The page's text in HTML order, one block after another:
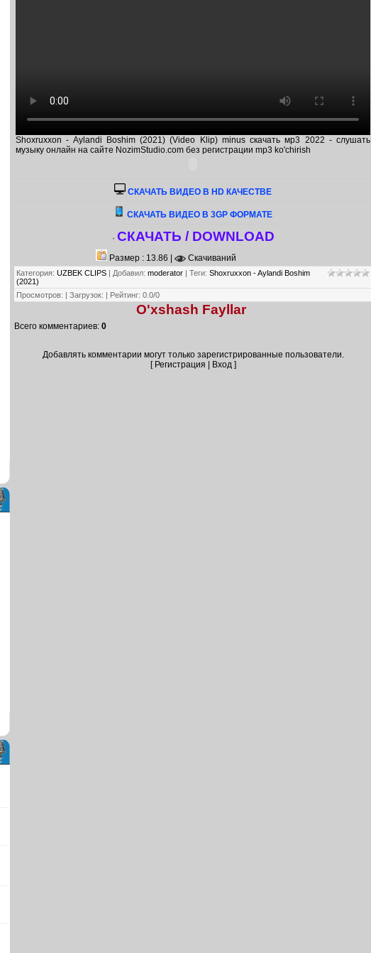
Shoxruxxon - Aylandi Boshim (2021) (Video Klip) minus скачать мр3 2022 - слушать
музыку онлайн на сайте NozimStudio.com без регистрации mp3 ko'chirish
CКАЧАТЬ ВИДЕО В HD КАЧЕСТВЕ
СКАЧАТЬ ВИДЕО В 3GP ФОРМАТЕ
· СКАЧАТЬ / DOWNLOAD
Размер : 13.86 | Скачиваний
Категория: UZBEK CLIPS | Добавил: moderator | Теги: Shoxruxxon - Aylandi Boshim
(2021)
Просмотров: | Загрузок: | Рейтинг: 0.0/0
O'xshash Fayllar
Всего комментариев: 0
Добавлять комментарии могут только зарегистрированные пользователи.
[ Регистрация Вход]